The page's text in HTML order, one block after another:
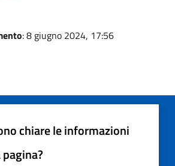
: 8 giugno 2024, 17:56
chiare le informazioni